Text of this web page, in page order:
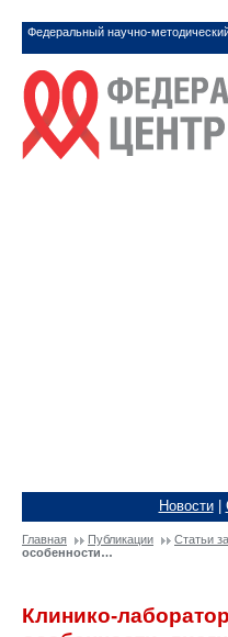
Федеральный научно-
Новости|
Главная Публикации Статьи
особенности…
Клинико-